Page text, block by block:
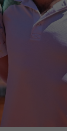
Ihrer